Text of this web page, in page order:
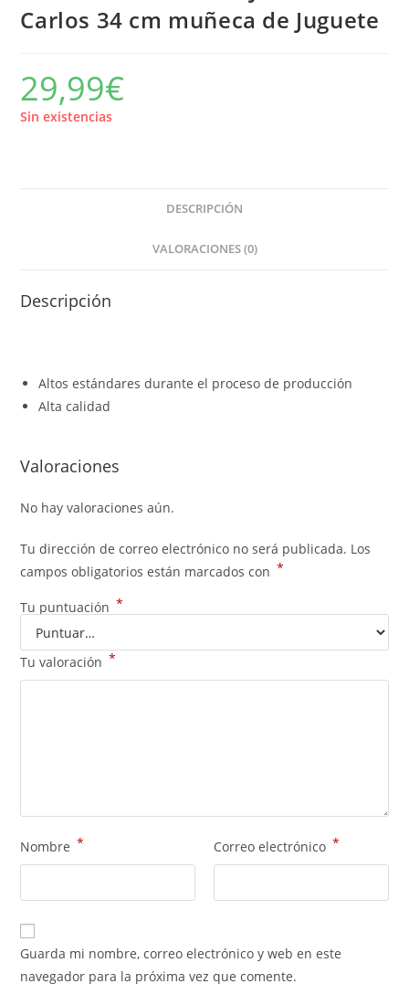
Carlos 34 cm muñeca de Juguete
29,99€
Sin existencias
DESCRIPCIÓN
VALORACIONES (0)
Descripción
Altos estándares durante el proceso de producción
Alta calidad
Valoraciones
No hay valoraciones aún.
Tu dirección de correo electrónico no será publicada. Los
campos obligatorios están marcados con *
Tu puntuación *
Tu valoración *
Nombre * Correo electrónico *
Guarda mi nombre, correo electrónico y web en este
navegador para la próxima vez que comente.